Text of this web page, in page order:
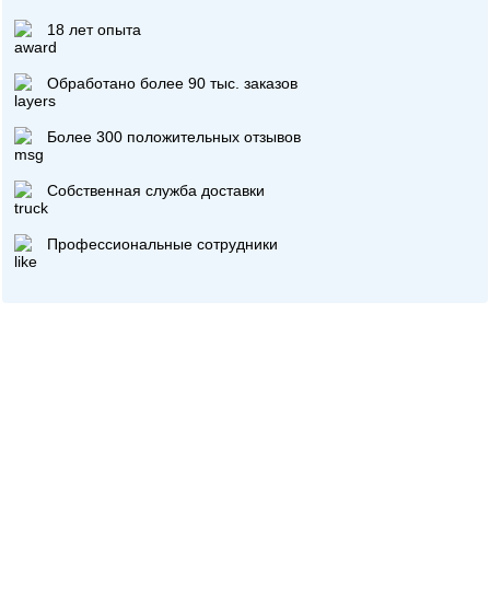
18 лет опыта
Обработано более 90 тыс. заказов
Более 300 положительных отзывов
Собственная служба доставки
Профессиональные сотрудники